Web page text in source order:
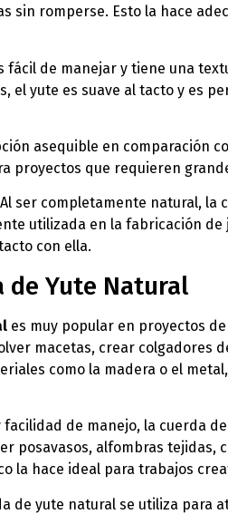
sin romperse. Esto la hace
fácil de manejar y tiene una
el yute es suave al tacto y es
asequible en comparación
proyectos que requieren
ser completamente natural, la
utilizada en la fabricación
con ella.
de Yute Natural
es muy popular en proyectos
macetas, crear colgadores
como la madera o el
facilidad de manejo, la cuerda
posavasos, alfombras
la hace ideal para trabajos
de yute natural se utiliza para